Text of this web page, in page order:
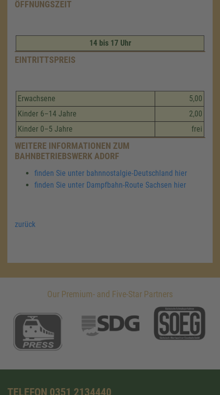
ÖFFNUNGSZEIT
14 bis 17 Uhr
EINTRITTSPREIS
Erwachsene
5,00
Kinder 6–14 Jahre
2,00
Kinder 0–5 Jahre
frei
WEITERE INFORMATIONEN ZUM
BAHNBETRIEBSWERK ADORF
finden Sie unter bahnnostalgie-Deutschland hier
finden Sie unter Dampfbahn-Route Sachsen hier
zurück
Our Premium- and Five-Star Partners
TELEFON 0351 2134440